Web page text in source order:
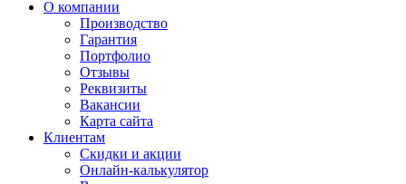
О компании
Производство
Гарантия
Портфолио
Отзывы
Реквизиты
Вакансии
Карта сайта
Клиентам
Скидки и акции
Онлайн-калькулятор